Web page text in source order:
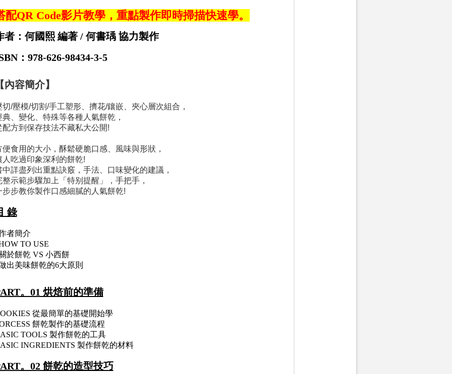
配QR Code影片教學，重點製作即時掃描快速學。
者：何國熙 編著 / 何書瑀 協力製作
：978-626-98434-3-5
內容簡介】
切/壓模/切割/手工塑形、擠花/鑲嵌、夾心層次組合，
典、變化、特殊等各種人氣餅乾，
配方到保存技法不藏私大公開!
便食用的大小，酥鬆硬脆口感、風味與形狀，
人吃過印象深利的餅乾!
中詳盡列出重點訣竅，手法、口味變化的建議，
整示範步驟加上「特别提醒」，手把手，
步步教你製作口感細膩的人氣餅乾!
錄
者簡介
TO USE
於餅乾 VS 小西餅
出美味餅乾的6大原則
。01 烘焙前的準備
從最簡單的基礎開始學
餅乾製作的基礎流程
TOOLS 製作餅乾的工具
INGREDIENTS 製作餅乾的材料
。02 餅乾的造型技巧